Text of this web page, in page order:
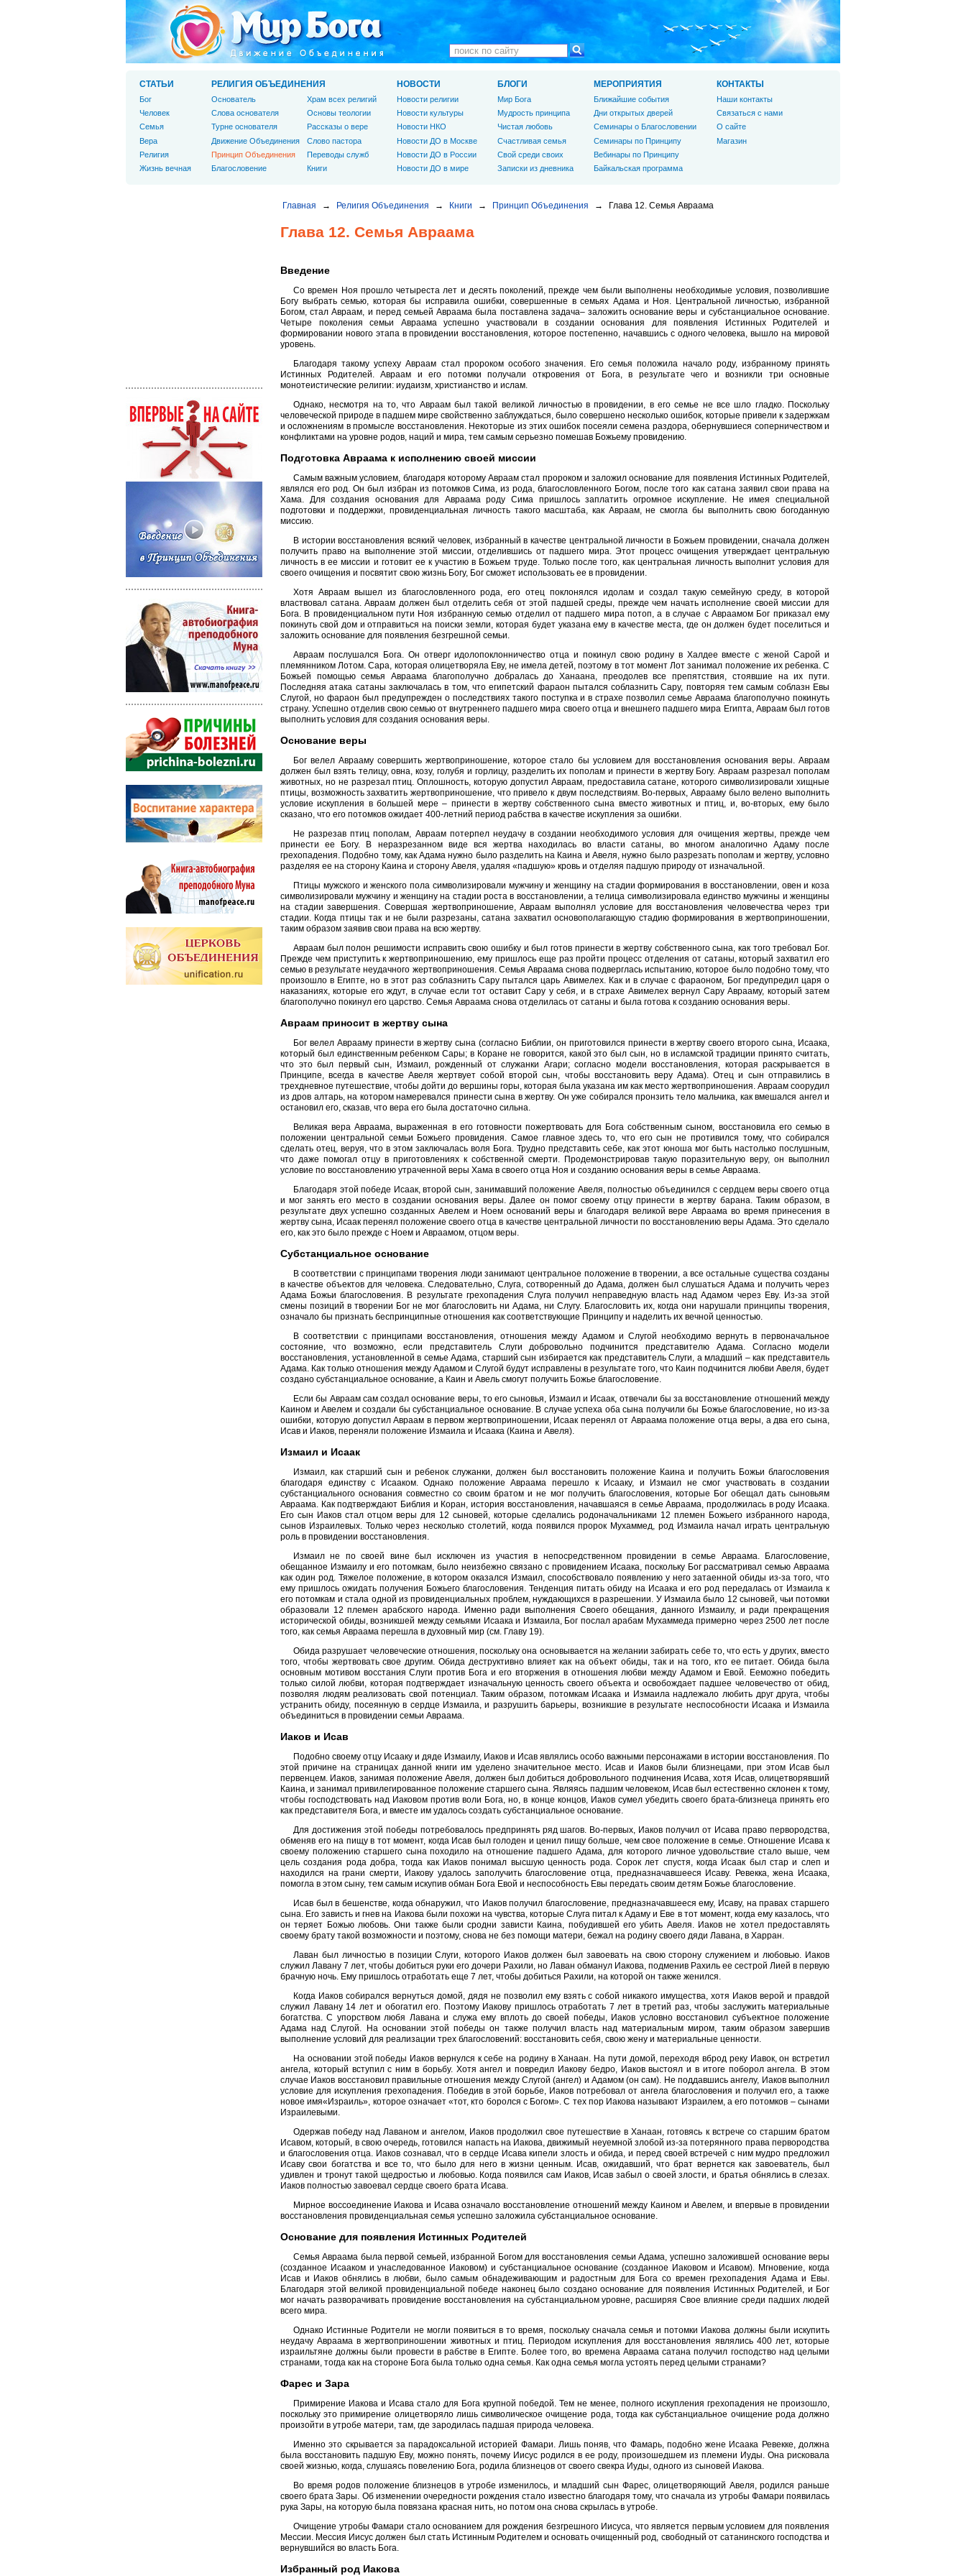
Главная → Религия Объединения → Книги → Принцип Объединения → Глава 12. Семья Авраама
Глава 12. Семья Авраама
Введение
Со времен Ноя прошло четыреста лет и десять поколений, прежде чем были выполнены необходимые условия, позволившие
Богу выбрать семью, которая бы исправила ошибки, совершенные в семьях Адама и Ноя. Центральной личностью, избранной
Богом, стал Авраам, и перед семьей Авраама была поставлена задача– заложить основание веры и субстанциальное основание.
Четыре поколения семьи Авраама успешно участвовали в создании основания для появления Истинных Родителей и
формировании нового этапа в провидении восстановления, которое постепенно, начавшись с одного человека, вышло на мировой
уровень.
Благодаря такому успеху Авраам стал пророком особого значения. Его семья положила начало роду, избранному принять
Истинных Родителей. Авраам и его потомки получали откровения от Бога, в результате чего и возникли три основные
монотеистические религии: иудаизм, христианство и ислам.
Однако, несмотря на то, что Авраам был такой великой личностью в провидении, в его семье не все шло гладко. Поскольку
человеческой природе в падшем мире свойственно заблуждаться, было совершено несколько ошибок, которые привели к задержкам
и осложнениям в промысле восстановления. Некоторые из этих ошибок посеяли семена раздора, обернувшиеся соперничеством и
конфликтами на уровне родов, наций и мира, тем самым серьезно помешав Божьему провидению.
Подготовка Авраама к исполнению своей миссии
Самым важным условием, благодаря которому Авраам стал пророком и заложил основание для появления Истинных Родителей,
являлся его род. Он был избран из потомков Сима, из рода, благословленного Богом, после того как сатана заявил свои права на
Хама. Для создания основания для Авраама роду Сима пришлось заплатить огромное искупление. Не имея специальной
подготовки и поддержки, провиденциальная личность такого масштаба, как Авраам, не смогла бы выполнить свою богоданную
миссию.
В истории восстановления всякий человек, избранный в качестве центральной личности в Божьем провидении, сначала должен
получить право на выполнение этой миссии, отделившись от падшего мира. Этот процесс очищения утверждает центральную
личность в ее миссии и готовит ее к участию в Божьем труде. Только после того, как центральная личность выполнит условия для
своего очищения и посвятит свою жизнь Богу, Бог сможет использовать ее в провидении.
Хотя Авраам вышел из благословленного рода, его отец поклонялся идолам и создал такую семейную среду, в которой
властвовал сатана. Авраам должен был отделить себя от этой падшей среды, прежде чем начать исполнение своей миссии для
Бога. В провиденциальном пути Ноя избранную семью отделил от падшего мира потоп, а в случае с Авраамом Бог приказал ему
покинуть свой дом и отправиться на поиски земли, которая будет указана ему в качестве места, где он должен будет поселиться и
заложить основание для появления безгрешной семьи.
Авраам послушался Бога. Он отверг идолопоклонничество отца и покинул свою родину в Халдее вместе с женой Сарой и
племянником Лотом. Сара, которая олицетворяла Еву, не имела детей, поэтому в тот момент Лот занимал положение их ребенка. С
Божьей помощью семья Авраама благополучно добралась до Ханаана, преодолев все препятствия, стоявшие на их пути.
Последняя атака сатаны заключалась в том, что египетский фараон пытался соблазнить Сару, повторяя тем самым соблазн Евы
Слугой, но фараон был предупрежден о последствиях такого поступка и в страхе позволил семье Авраама благополучно покинуть
страну. Успешно отделив свою семью от внутреннего падшего мира своего отца и внешнего падшего мира Египта, Авраам был готов
выполнить условия для создания основания веры.
Основание веры
Бог велел Аврааму совершить жертвоприношение, которое стало бы условием для восстановления основания веры. Авраам
должен был взять телицу, овна, козу, голубя и горлицу, разделить их пополам и принести в жертву Богу. Авраам разрезал пополам
животных, но не разрезал птиц. Оплошность, которую допустил Авраам, предоставила сатане, которого символизировали хищные
птицы, возможность захватить жертвоприношение, что привело к двум последствиям. Во-первых, Аврааму было велено выполнить
условие искупления в большей мере – принести в жертву собственного сына вместо животных и птиц, и, во-вторых, ему было
сказано, что его потомков ожидает 400-летний период рабства в качестве искупления за ошибки.
Не разрезав птиц пополам, Авраам потерпел неудачу в создании необходимого условия для очищения жертвы, прежде чем
принести ее Богу. В неразрезанном виде вся жертва находилась во власти сатаны, во многом аналогично Адаму после
грехопадения. Подобно тому, как Адама нужно было разделить на Каина и Авеля, нужно было разрезать пополам и жертву, условно
разделяя ее на сторону Каина и сторону Авеля, удаляя «падшую» кровь и отделяя падшую природу от изначальной.
Птицы мужского и женского пола символизировали мужчину и женщину на стадии формирования в восстановлении, овен и коза
символизировали мужчину и женщину на стадии роста в восстановлении, а телица символизировала единство мужчины и женщины
на стадии завершения. Совершая жертвоприношение, Авраам выполнял условие для восстановления человечества через три
стадии. Когда птицы так и не были разрезаны, сатана захватил основополагающую стадию формирования в жертвоприношении,
таким образом заявив свои права на всю жертву.
Авраам был полон решимости исправить свою ошибку и был готов принести в жертву собственного сына, как того требовал Бог.
Прежде чем приступить к жертвоприношению, ему пришлось еще раз пройти процесс отделения от сатаны, который захватил его
семью в результате неудачного жертвоприношения. Семья Авраама снова подверглась испытанию, которое было подобно тому, что
произошло в Египте, но в этот раз соблазнить Сару пытался царь Авимелех. Как и в случае с фараоном, Бог предупредил царя о
наказаниях, которые его ждут, в случае если тот оставит Сару у себя, и в страхе Авимелех вернул Сару Аврааму, который затем
благополучно покинул его царство. Семья Авраама снова отделилась от сатаны и была готова к созданию основания веры.
Авраам приносит в жертву сына
Бог велел Аврааму принести в жертву сына (согласно Библии, он приготовился принести в жертву своего второго сына, Исаака,
который был единственным ребенком Сары; в Коране не говорится, какой это был сын, но в исламской традиции принято считать,
что это был первый сын, Измаил, рожденный от служанки Агари; согласно модели восстановления, которая раскрывается в
Принципе, всегда в качестве Авеля жертвует собой второй сын, чтобы восстановить веру Адама). Отец и сын отправились в
трехдневное путешествие, чтобы дойти до вершины горы, которая была указана им как место жертвоприношения. Авраам соорудил
из дров алтарь, на котором намеревался принести сына в жертву. Он уже собирался пронзить тело мальчика, как вмешался ангел и
остановил его, сказав, что вера его была достаточно сильна.
Великая вера Авраама, выраженная в его готовности пожертвовать для Бога собственным сыном, восстановила его семью в
положении центральной семьи Божьего провидения. Самое главное здесь то, что его сын не противился тому, что собирался
сделать отец, веруя, что в этом заключалась воля Бога. Трудно представить себе, как этот юноша мог быть настолько послушным,
что даже помогал отцу в приготовлениях к собственной смерти. Продемонстрировав такую поразительную веру, он выполнил
условие по восстановлению утраченной веры Хама в своего отца Ноя и созданию основания веры в семье Авраама.
Благодаря этой победе Исаак, второй сын, занимавший положение Авеля, полностью объединился с сердцем веры своего отца
и мог занять его место в создании основания веры. Далее он помог своему отцу принести в жертву барана. Таким образом, в
результате двух успешно созданных Авелем и Ноем оснований веры и благодаря великой вере Авраама во время принесения в
жертву сына, Исаак перенял положение своего отца в качестве центральной личности по восстановлению веры Адама. Это сделало
его, как это было прежде с Ноем и Авраамом, отцом веры.
Субстанциальное основание
В соответствии с принципами творения люди занимают центральное положение в творении, а все остальные существа созданы
в качестве объектов для человека. Следовательно, Слуга, сотворенный до Адама, должен был слушаться Адама и получить через
Адама Божьи благословения. В результате грехопадения Слуга получил неправедную власть над Адамом через Еву. Из-за этой
смены позиций в творении Бог не мог благословить ни Адама, ни Слугу. Благословить их, когда они нарушали принципы творения,
означало бы признать беспринципные отношения как соответствующие Принципу и наделить их вечной ценностью.
В соответствии с принципами восстановления, отношения между Адамом и Слугой необходимо вернуть в первоначальное
состояние, что возможно, если представитель Слуги добровольно подчинится представителю Адама. Согласно модели
восстановления, установленной в семье Адама, старший сын избирается как представитель Слуги, а младший – как представитель
Адама. Как только отношения между Адамом и Слугой будут исправлены в результате того, что Каин подчинится любви Авеля, будет
создано субстанциальное основание, а Каин и Авель смогут получить Божье благословение.
Если бы Авраам сам создал основание веры, то его сыновья, Измаил и Исаак, отвечали бы за восстановление отношений между
Каином и Авелем и создали бы субстанциальное основание. В случае успеха оба сына получили бы Божье благословение, но из-за
ошибки, которую допустил Авраам в первом жертвоприношении, Исаак перенял от Авраама положение отца веры, а два его сына,
Исав и Иаков, переняли положение Измаила и Исаака (Каина и Авеля).
Измаил и Исаак
Измаил, как старший сын и ребенок служанки, должен был восстановить положение Каина и получить Божьи благословения
благодаря единству с Исааком. Однако положение Авраама перешло к Исааку, и Измаил не смог участвовать в создании
субстанциального основания совместно со своим братом и не мог получить благословения, которые Бог обещал дать сыновьям
Авраама. Как подтверждают Библия и Коран, история восстановления, начавшаяся в семье Авраама, продолжилась в роду Исаака.
Его сын Иаков стал отцом веры для 12 сыновей, которые сделались родоначальниками 12 племен Божьего избранного народа,
сынов Израилевых. Только через несколько столетий, когда появился пророк Мухаммед, род Измаила начал играть центральную
роль в провидении восстановления.
Измаил не по своей вине был исключен из участия в непосредственном провидении в семье Авраама. Благословение,
обещанное Измаилу и его потомкам, было неизбежно связано с провидением Исаака, поскольку Бог рассматривал семью Авраама
как один род. Тяжелое положение, в котором оказался Измаил, способствовало появлению у него затаенной обиды из-за того, что
ему пришлось ожидать получения Божьего благословения. Тенденция питать обиду на Исаака и его род передалась от Измаила к
его потомкам и стала одной из провиденциальных проблем, нуждающихся в разрешении. У Измаила было 12 сыновей, чьи потомки
образовали 12 племен арабского народа. Именно ради выполнения Своего обещания, данного Измаилу, и ради прекращения
исторической обиды, возникшей между семьями Исаака и Измаила, Бог послал арабам Мухаммеда примерно через 2500 лет после
того, как семья Авраама перешла в духовный мир (см. Главу 19).
Обида разрушает человеческие отношения, поскольку она основывается на желании забирать себе то, что есть у других, вместо
того, чтобы жертвовать свое другим. Обида деструктивно влияет как на объект обиды, так и на того, кто ее питает. Обида была
основным мотивом восстания Слуги против Бога и его вторжения в отношения любви между Адамом и Евой. Ееможно победить
только силой любви, которая подтверждает изначальную ценность своего объекта и освобождает падшее человечество от обид,
позволяя людям реализовать свой потенциал. Таким образом, потомкам Исаака и Измаила надлежало любить друг друга, чтобы
устранить обиду, посеянную в сердце Измаила, и разрушить барьеры, возникшие в результате неспособности Исаака и Измаила
объединиться в провидении семьи Авраама.
Иаков и Исав
Подобно своему отцу Исааку и дяде Измаилу, Иаков и Исав являлись особо важными персонажами в истории восстановления. По
этой причине на страницах данной книги им уделено значительное место. Исав и Иаков были близнецами, при этом Исав был
первенцем. Иаков, занимая положение Авеля, должен был добиться добровольного подчинения Исава, хотя Исав, олицетворявший
Каина, и занимал привилегированное положение старшего сына. Являясь падшим человеком, Исав был естественно склонен к тому,
чтобы господствовать над Иаковом против воли Бога, но, в конце концов, Иаков сумел убедить своего брата-близнеца принять его
как представителя Бога, и вместе им удалось создать субстанциальное основание.
Для достижения этой победы потребовалось предпринять ряд шагов. Во-первых, Иаков получил от Исава право первородства,
обменяв его на пищу в тот момент, когда Исав был голоден и ценил пищу больше, чем свое положение в семье. Отношение Исава к
своему положению старшего сына походило на отношение падшего Адама, для которого личное удовольствие стало выше, чем
цель создания рода добра, тогда как Иаков понимал высшую ценность рода. Сорок лет спустя, когда Исаак был стар и слеп и
находился на грани смерти, Иакову удалось заполучить благословение отца, предназначавшееся Исаву. Ревекка, жена Исаака,
помогла в этом сыну, тем самым искупив обман Бога Евой и неспособность Евы передать своим детям Божье благословение.
Исав был в бешенстве, когда обнаружил, что Иаков получил благословение, предназначавшееся ему, Исаву, на правах старшего
сына. Его зависть и гнев на Иакова были похожи на чувства, которые Слуга питал к Адаму и Еве в тот момент, когда ему казалось, что
он теряет Божью любовь. Они также были сродни зависти Каина, побудившей его убить Авеля. Иаков не хотел предоставлять
своему брату такой возможности и поэтому, снова не без помощи матери, бежал на родину своего дяди Лавана, в Харран.
Лаван был личностью в позиции Слуги, которого Иаков должен был завоевать на свою сторону служением и любовью. Иаков
служил Лавану 7 лет, чтобы добиться руки его дочери Рахили, но Лаван обманул Иакова, подменив Рахиль ее сестрой Лией в первую
брачную ночь. Ему пришлось отработать еще 7 лет, чтобы добиться Рахили, на которой он также женился.
Когда Иаков собирался вернуться домой, дядя не позволил ему взять с собой никакого имущества, хотя Иаков верой и правдой
служил Лавану 14 лет и обогатил его. Поэтому Иакову пришлось отработать 7 лет в третий раз, чтобы заслужить материальные
богатства. С упорством любя Лавана и служа ему вплоть до своей победы, Иаков условно восстановил субъектное положение
Адама над Слугой. На основании этой победы он также получил власть над материальным миром, таким образом завершив
выполнение условий для реализации трех благословений: восстановить себя, свою жену и материальные ценности.
На основании этой победы Иаков вернулся к себе на родину в Ханаан. На пути домой, переходя вброд реку Иавок, он встретил
ангела, который вступил с ним в борьбу. Хотя ангел и повредил Иакову бедро, Иаков выстоял и в итоге поборол ангела. В этом
случае Иаков восстановил правильные отношения между Слугой (ангел) и Адамом (он сам). Не поддавшись ангелу, Иаков выполнил
условие для искупления грехопадения. Победив в этой борьбе, Иаков потребовал от ангела благословения и получил его, а также
новое имя«Израиль», которое означает «тот, кто боролся с Богом». С тех пор Иакова называют Израилем, а его потомков – сынами
Израилевыми.
Одержав победу над Лаваном и ангелом, Иаков продолжил свое путешествие в Ханаан, готовясь к встрече со старшим братом
Исавом, который, в свою очередь, готовился напасть на Иакова, движимый неуемной злобой из-за потерянного права первородства
и благословения отца. Иаков сознавал, что в сердце Исава кипели злость и обида, и перед своей встречей с ним мудро предложил
Исаву свои богатства и все то, что было для него в жизни ценным. Исав, ожидавший, что брат вернется как завоеватель, был
удивлен и тронут такой щедростью и любовью. Когда появился сам Иаков, Исав забыл о своей злости, и братья обнялись в слезах.
Иаков полностью завоевал сердце своего брата Исава.
Мирное воссоединение Иакова и Исава означало восстановление отношений между Каином и Авелем, и впервые в провидении
восстановления провиденциальная семья успешно заложила субстанциальное основание.
Основание для появления Истинных Родителей
Семья Авраама была первой семьей, избранной Богом для восстановления семьи Адама, успешно заложившей основание веры
(созданное Исааком и унаследованное Иаковом) и субстанциальное основание (созданное Иаковом и Исавом). Мгновение, когда
Исав и Иаков обнялись в любви, было самым обнадеживающим и радостным для Бога со времен грехопадения Адама и Евы.
Благодаря этой великой провиденциальной победе наконец было создано основание для появления Истинных Родителей, и Бог
мог начать разворачивать провидение восстановления на субстанциальном уровне, расширяя Свое влияние среди падших людей
всего мира.
Однако Истинные Родители не могли появиться в то время, поскольку сначала семья и потомки Иакова должны были искупить
неудачу Авраама в жертвоприношении животных и птиц. Периодом искупления для восстановления являлись 400 лет, которые
израильтяне должны были провести в рабстве в Египте. Более того, во времена Авраама сатана получил господство над целыми
странами, тогда как на стороне Бога была только одна семья. Как одна семья могла устоять перед целыми странами?
Фарес и Зара
Примирение Иакова и Исава стало для Бога крупной победой. Тем не менее, полного искупления грехопадения не произошло,
поскольку это примирение олицетворяло лишь символическое очищение рода, тогда как субстанциальное очищение рода должно
произойти в утробе матери, там, где зародилась падшая природа человека.
Именно это скрывается за парадоксальной историей Фамари. Лишь поняв, что Фамарь, подобно жене Исаака Ревекке, должна
была восстановить падшую Еву, можно понять, почему Иисус родился в ее роду, произошедшем из племени Иуды. Она рисковала
своей жизнью, когда, слушаясь повелению Бога, родила близнецов от своего свекра Иуды, одного из сыновей Иакова.
Во время родов положение близнецов в утробе изменилось, и младший сын Фарес, олицетворяющий Авеля, родился раньше
своего брата Зары. Об изменении очередности рождения стало известно благодаря тому, что сначала из утробы Фамари появилась
рука Зары, на которую была повязана красная нить, но потом она снова скрылась в утробе.
Очищение утробы Фамари стало основанием для рождения безгрешного Иисуса, что является первым условием для появления
Мессии. Мессия Иисус должен был стать Истинным Родителем и основать очищенный род, свободный от сатанинского господства и
вернувшийся во власть Бога.
Избранный род Иакова
СТАТЬИ
Бог
Человек
Cемья
Вера
Религия
Жизнь вечная
РЕЛИГИЯ ОБЪЕДИНЕНИЯ
Основатель
Слова основателя
Турне основателя
Движение Объединения
Принцип Объединения
Благословение
Храм всех религий
Основы теологии
Рассказы о вере
Слово пастора
Переводы служб
Книги
НОВОСТИ
Новости религии
Новости культуры
Новости НКО
Новости ДО в Москве
Новости ДО в России
Новости ДО в мире
БЛОГИ
Мир Бога
Мудрость принципа
Чистая любовь
Счастливая семья
Свой среди своих
Записки из дневника
МЕРОПРИЯТИЯ
Ближайшие события
Дни открытых дверей
Семинары о Благословении
Семинары по Принципу
Вебинары по Принципу
Байкальская программа
КОНТАКТЫ
Наши контакты
Связаться с нами
О сайте
Магазин